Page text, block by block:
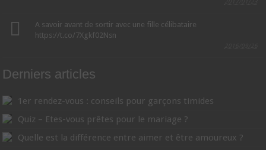
A savoir avant de sortir avec une fille célibataire
https://t.co/7Xgkf02Nsn
Derniers articles
1er rendez-vous : conseils pour garçons timides
Quiz – Etes-vous prêtes pour le mariage ?
Quelle est la différence entre aimer et être amoureux ?